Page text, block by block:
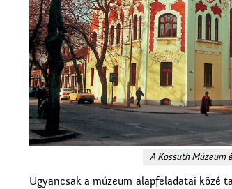
A Kossuth Múzeum
Ugyancsak a múzeum alapfeladatai közé